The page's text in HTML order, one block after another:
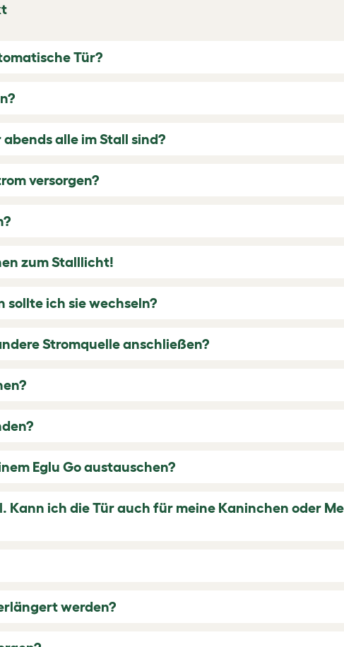
Tür?
alle im Stall sind?
versorgen?
zum Stalllicht!
ich sie wechseln?
Stromquelle anschließen?
Eglu Go austauschen?
Kann ich die Tür auch für meine Kaninchen oder
werden?